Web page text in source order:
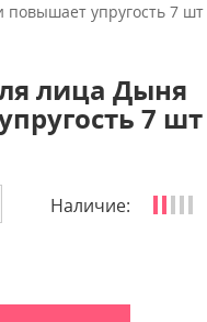
повышает упругость 7 шт
лица Дыня
7 шт
Наличие: